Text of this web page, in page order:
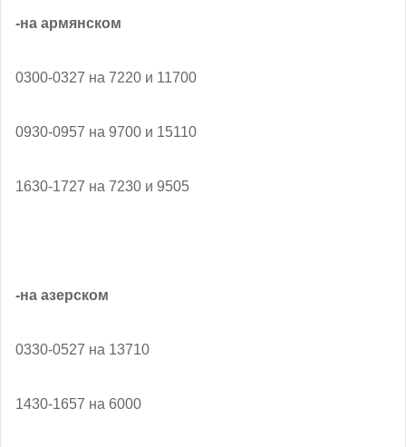
-на армянском
0300-0327 на 7220 и 11700
0930-0957 на 9700 и 15110
1630-1727 на 7230 и 9505
-на азерском
0330-0527 на 13710
1430-1657 на 6000